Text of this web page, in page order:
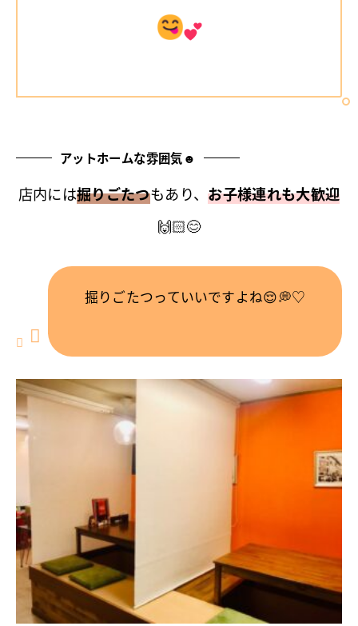
アットホームな雰囲気☻
店内には掘りごたつもあり、お子様連れも大歓迎
🙌🏻😊
掘りごたつっていいですよね😌💭♡